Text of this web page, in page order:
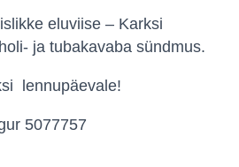
eluviise – Karksi
ja tubakavaba sündmus.
lennupäevale!
5077757